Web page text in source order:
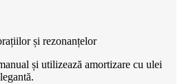
și rezonanțelor
și utilizează amortizare cu ulei